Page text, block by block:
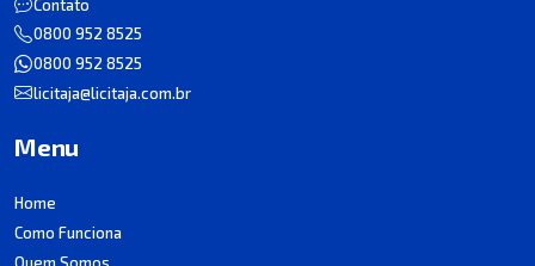
Contato
0800 952 8525
0800 952 8525
licitaja@licitaja.com.br
Menu
Home
Como Funciona
Quem Somos